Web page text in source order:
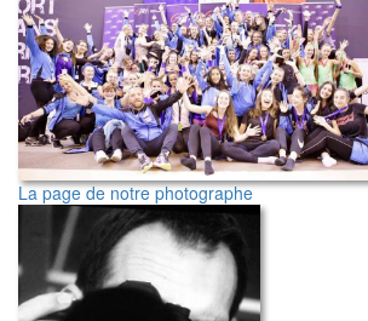
La page de notre photographe